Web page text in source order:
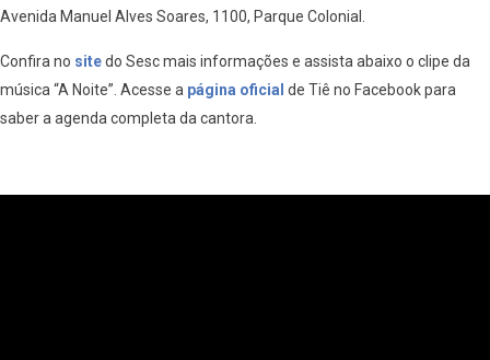
Avenida Manuel Alves Soares, 1100, Parque Colonial.
Confira no sitedo Sesc mais informações e assista abaixo o clipe da
música “A Noite”. Acesse a página oficial de Tiê no Facebook para
saber a agenda completa da cantora.